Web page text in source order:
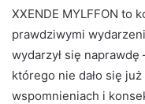
XXENDE MYLFFON to
prawdziwymi
wydarzył się naprawdę
którego nie dało się
wspomnieniach i